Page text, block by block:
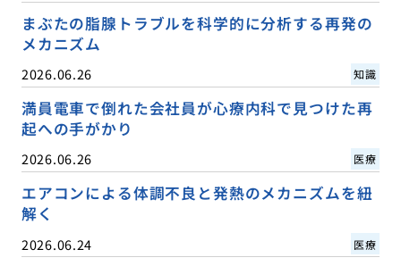
まぶたの脂腺トラブルを科学的に分析する再発の
メカニズム
2026.06.26 知識
満員電車で倒れた会社員が心療内科で見つけた再
起への手がかり
2026.06.26 医療
エアコンによる体調不良と発熱のメカニズムを紐
解く
2026.06.24 医療